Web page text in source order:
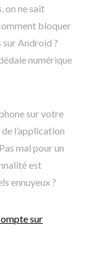
on ne sait
bloquer
Android ?
numérique
sur votre
l’application
mal pour un
est
ennuyeux ?
sur